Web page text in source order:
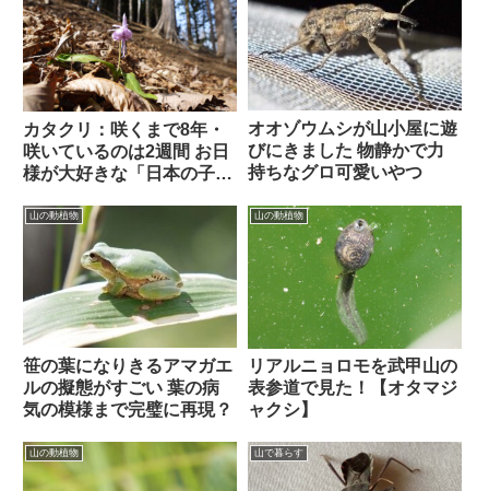
カタクリ：咲くまで8年・
咲いているのは2週間 お日
様が大好きな「日本の子鹿
にて）
オオゾウムシが山小屋に遊
びにきました 物静かで力
持ちなグロ可愛いやつ
山の動植物
笹の葉になりきるアマガエ
ルの擬態がすごい 葉の病
気の模様まで完璧に再現？
山の動植物
リアルニョロモを武甲山の
表参道で見た！【オタマジ
ャクシ】
山の動植物 山で暮らす